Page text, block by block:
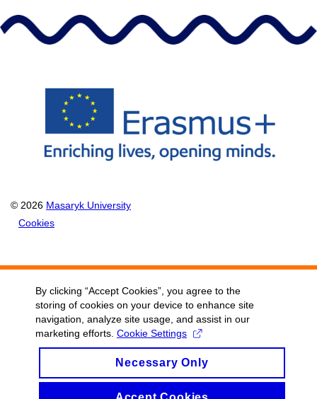
© 2026 Masaryk University
Cookies
By clicking “Accept Cookies”, you agree to the
storing of cookies on your device to enhance site
navigation, analyze site usage, and assist in our
marketing efforts. Cookie Settings
Necessary Only